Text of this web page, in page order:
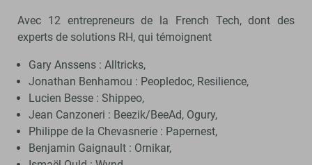
Avec 12 entrepreneurs de la French Tech, dont des
experts de solutions RH, qui témoignent
Gary Anssens : Alltricks,
Jonathan Benhamou : Peopledoc, Resilience,
Lucien Besse : Shippeo,
Jean Canzoneri : Beezik/BeeAd, Ogury,
Philippe de la Chevasnerie : Papernest,
Benjamin Gaignault : Ornikar,